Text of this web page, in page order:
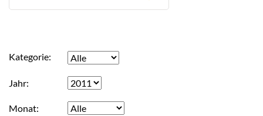
Kategorie
Jahr
Monat